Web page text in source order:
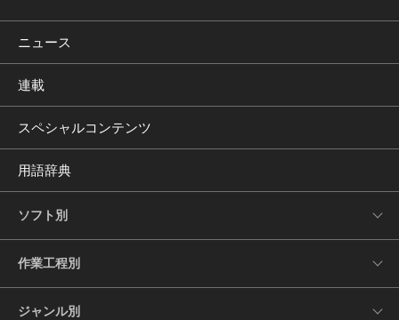
ニュース
連載
スペシャルコンテンツ
用語辞典
ソフト別
作業工程別
ジャンル別